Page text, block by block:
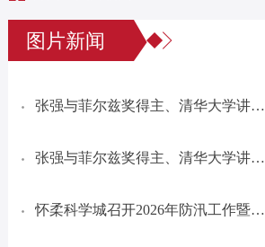
图片新闻
张强与菲尔兹奖得主、清华大学讲席
长丘成桐座谈
张强与菲尔兹奖得主、清华大学讲席
长、国际数学夏令营主席丘成桐座谈
怀柔科学城召开2026年防汛工作暨科